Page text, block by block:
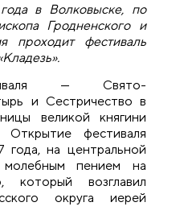
в Волковыске, по
Гродненского и
проходит фестиваль
— Свято-
и Сестричество в
великой княгини
фестиваля
года, на центральной
молебным пением на
который возглавил
округа иерей